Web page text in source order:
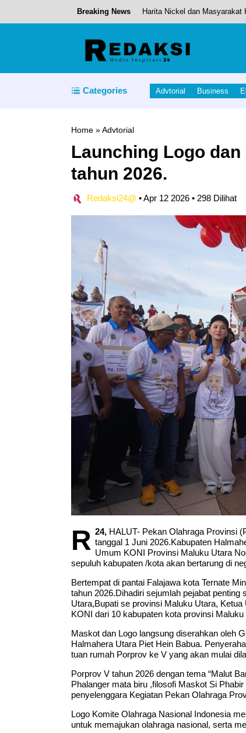
Breaking News Harita Nickel dan Masyarakat
The Role of Big Data in
Satu Tahun Kepemimpinan,
Categories Advtorial Business
Home » Advtorial
Launching Logo
tahun 2026.
Redaksi24@ •Apr 12 2026 • 298 Dilihat
R 24, HALUT- Pekan Olahraga Provinsi
tanggal 1 Juni 2026.Kabupaten
Umum KONI Provinsi Maluku Utara
sepuluh kabupaten /kota akan bertarung di
Bertempat di pantai Falajawa kota Ternate
tahun 2026.Dihadiri sejumlah pejabat
Utara,Bupati se provinsi Maluku Utara,
KONI dari 10 kabupaten kota provinsi Maluku
Maskot dan Logo langsung diserahkan oleh
Halmahera Utara Piet Hein Babua.
tuan rumah Porprov ke V yang akan mulai
Porprov V tahun 2026 dengan tema “Malut
Phalanger mata biru ,filosofi Maskot Si
penyelenggara Kegiatan Pekan Olahraga
Logo Komite Olahraga Nasional Indonesia
untuk memajukan olahraga nasional, serta